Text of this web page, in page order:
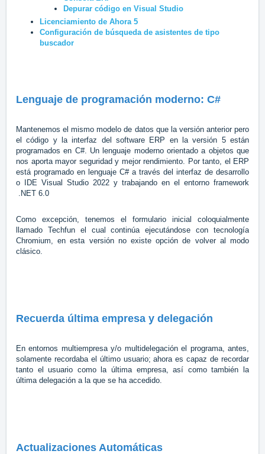
Depurar código en Visual Studio
Licenciamiento de Ahora 5
Configuración de búsqueda de asistentes de tipo
buscador
Lenguaje de programación moderno: C#
Mantenemos el mismo modelo de datos que la versión anterior pero
el código y la interfaz del software ERP en la versión 5 están
programados en C#. Un lenguaje moderno orientado a objetos que
nos aporta mayor seguridad y mejor rendimiento. Por tanto, el ERP
está programado en lenguaje C# a través del interfaz de desarrollo
o IDE Visual Studio 2022 y trabajando en el entorno framework
.NET 6.0
Como excepción, tenemos el formulario inicial coloquialmente
llamado Techfun el cual continúa ejecutándose con tecnología
Chromium, en esta versión no existe opción de volver al modo
clásico.
Recuerda última empresa y delegación
En entornos multiempresa y/o multidelegación el programa, antes,
solamente recordaba el último usuario; ahora es capaz de recordar
tanto el usuario como la última empresa, así como también la
última delegación a la que se ha accedido.
Actualizaciones Automáticas